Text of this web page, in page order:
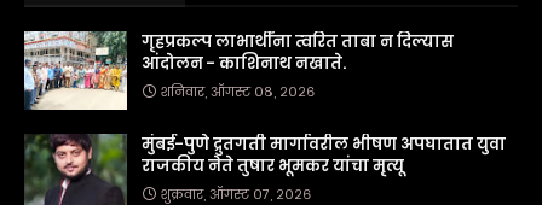
गृहप्रकल्प लाभार्थींना त्वरित ताबा न दिल्यास
आंदोलन - काशिनाथ नखाते.
शनिवार, ऑगस्ट ०८, २०२६
मुंबई-पुणे द्रुतगती मार्गावरील भीषण अपघातात युवा
राजकीय नेते तुषार भूमकर यांचा मृत्यू
शुक्रवार, ऑगस्ट ०७, २०२६